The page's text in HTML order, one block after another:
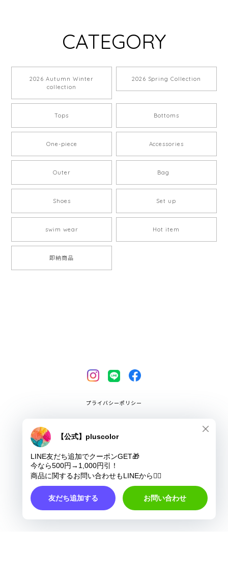
CATEGORY
2026 Autumn Winter
collection
2026 Spring Collection
Tops Bottoms
One-piece Accessories
Outer Bag
Shoes Set up
swim wear Hot item
即納商品
プライバシーポリシー